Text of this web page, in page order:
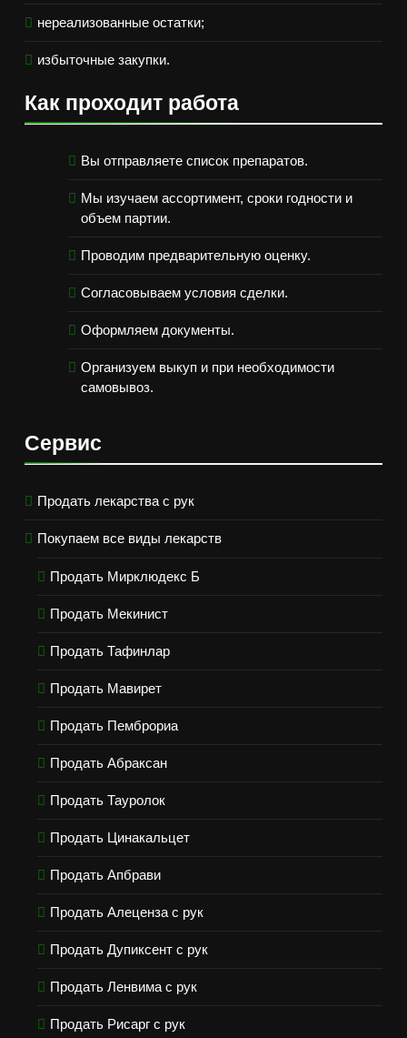
нереализованные остатки;
избыточные закупки.
Как проходит работа
Вы отправляете список препаратов.
Мы изучаем ассортимент, сроки годности и
объем партии.
Проводим предварительную оценку.
Согласовываем условия сделки.
Оформляем документы.
Организуем выкуп и при необходимости
самовывоз.
Сервис
Продать лекарства с рук
Покупаем все виды лекарств
Продать Мирклюдекс Б
Продать Мекинист
Продать Тафинлар
Продать Мавирет
Продать Пемброриа
Продать Абраксан
Продать Тауролок
Продать Цинакальцет
Продать Апбрави
Продать Алеценза с рук
Продать Дупиксент с рук
Продать Ленвима с рук
Продать Рисарг с рук